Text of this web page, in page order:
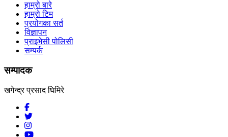
हाम्रो बारे
हाम्रो टिम
प्रयोगका सर्त
विज्ञापन
प्राइभेसी पोलिसी
सम्पर्क
सम्पादक
खगेन्द्र प्रसाद घिमिरे